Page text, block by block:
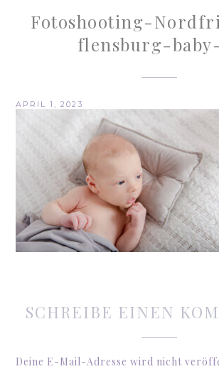
Fotoshooting-
flensburg-
APRIL 1, 2023
SCHREIBE EINEN
Deine E-Mail-Adresse wird nicht